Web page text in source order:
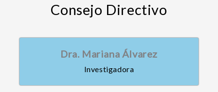
Consejo Directivo
Dra. Mariana Álvarez
Investigadora